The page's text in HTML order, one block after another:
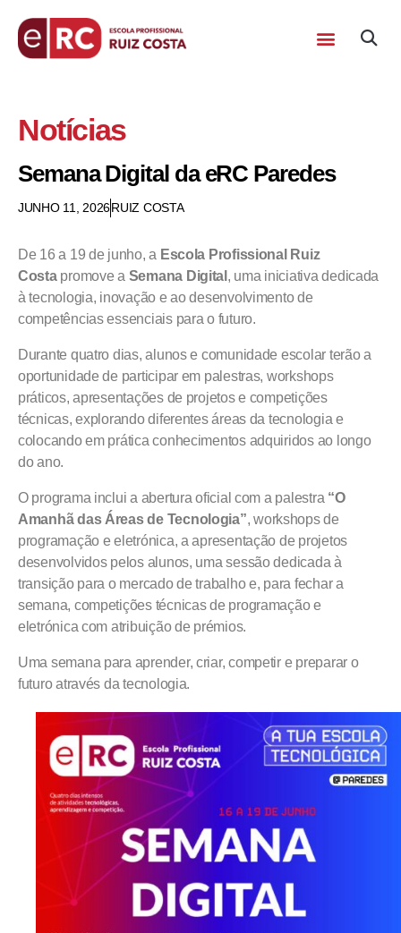
Notícias
Semana Digital da eRC Paredes
JUNHO 11, 2026RUIZ COSTA
De 16 a 19 de junho, a Escola Profissional Ruiz
Costapromove a Semana Digital , uma iniciativa dedicada
à tecnologia, inovação e ao desenvolvimento de
competências essenciais para o futuro.
Durante quatro dias, alunos e comunidade escolar terão a
oportunidade de participar em palestras, workshops
práticos, apresentações de projetos e competições
técnicas, explorando diferentes áreas da tecnologia e
colocando em prática conhecimentos adquiridos ao longo
do ano.
O programa inclui a abertura oficial com a palestra “O
Amanhã das Áreas de Tecnologia”, workshops de
programação e eletrónica, a apresentação de projetos
desenvolvidos pelos alunos, uma sessão dedicada à
transição para o mercado de trabalho e, para fechar a
semana, competições técnicas de programação e
eletrónica com atribuição de prémios.
Uma semana para aprender, criar, competir e preparar o
futuro através da tecnologia.